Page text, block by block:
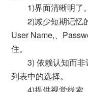
1)界面清晰明了。
2)减少短期记忆的
User Name,、
住。
3) 依赖认知而非
列表中的选择。